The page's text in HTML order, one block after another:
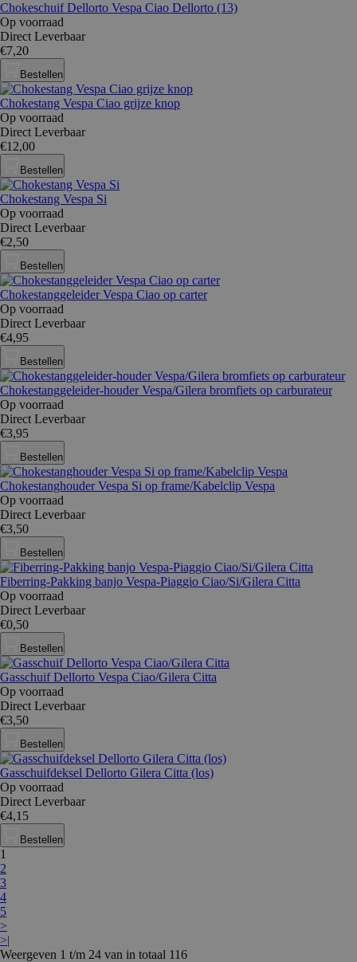
Chokeschuif Dellorto Vespa Ciao Dellorto (13)
Op voorraad
Direct Leverbaar
€7,20
Bestellen
Chokestang Vespa Ciao grijze knop
Op voorraad
Direct Leverbaar
€12,00
Bestellen
Chokestang Vespa Si
Op voorraad
Direct Leverbaar
€2,50
Bestellen
Chokestanggeleider Vespa Ciao op carter
Op voorraad
Direct Leverbaar
€4,95
Bestellen
Chokestanggeleider-houder Vespa/Gilera bromfiets op carburateur
Op voorraad
Direct Leverbaar
€3,95
Bestellen
Chokestanghouder Vespa Si op frame/Kabelclip Vespa
Op voorraad
Direct Leverbaar
€3,50
Bestellen
Fiberring-Pakking banjo Vespa-Piaggio Ciao/Si/Gilera Citta
Op voorraad
Direct Leverbaar
€0,50
Bestellen
Gasschuif Dellorto Vespa Ciao/Gilera Citta
Op voorraad
Direct Leverbaar
€3,50
Bestellen
Gasschuifdeksel Dellorto Gilera Citta (los)
Op voorraad
Direct Leverbaar
€4,15
Bestellen
1
2
3
4
5
>
>|
Weergeven 1 t/m 24 van in totaal 116